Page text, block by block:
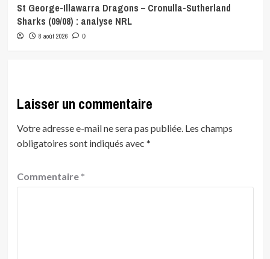
St George-Illawarra Dragons – Cronulla-Sutherland
Sharks (09/08) : analyse NRL
8 août 2026 0
Laisser un commentaire
Votre adresse e-mail ne sera pas publiée. Les champs
obligatoires sont indiqués avec *
Commentaire *